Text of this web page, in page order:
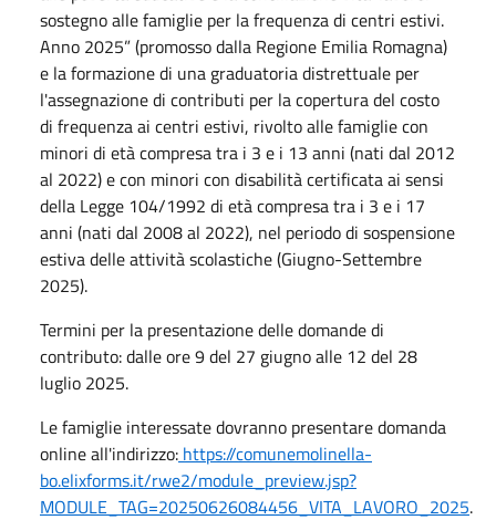
sostegno alle famiglie per la frequenza di centri estivi.
Anno 2025” (promosso dalla Regione Emilia Romagna)
e la formazione di una graduatoria distrettuale per
l'assegnazione di contributi per la copertura del costo
di frequenza ai centri estivi, rivolto alle famiglie con
minori di età compresa tra i 3 e i 13 anni (nati dal 2012
al 2022) e con minori con disabilità certificata ai sensi
della Legge 104/1992 di età compresa tra i 3 e i 17
anni (nati dal 2008 al 2022), nel periodo di sospensione
estiva delle attività scolastiche (Giugno-Settembre
2025).
Termini per la presentazione delle domande di
contributo: dalle ore 9 del 27 giugno alle 12 del 28
luglio 2025.
Le famiglie interessate dovranno presentare domanda
online all'indirizzo: https://comunemolinella-
bo.elixforms.it/rwe2/module_preview.jsp?
MODULE_TAG=20250626084456_VITA_LAVORO_2025.